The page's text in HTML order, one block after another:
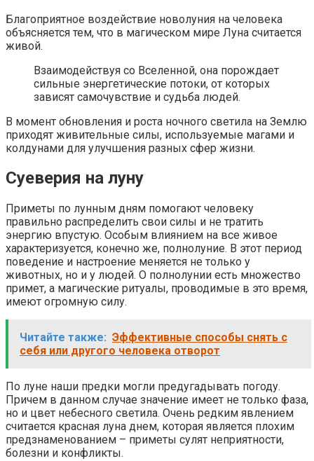
Благоприятное воздействие новолуния на человека
объясняется тем, что в магическом мире Луна считается
живой.
Взаимодействуя со Вселенной, она порождает
сильные энергетические потоки, от которых
зависят самочувствие и судьба людей.
В момент обновления и роста ночного светила на Землю
приходят живительные силы, используемые магами и
колдунами для улучшения разных сфер жизни.
Суеверия на луну
Приметы по лунным дням помогают человеку
правильно распределить свои силы и не тратить
энергию впустую. Особым влиянием на все живое
характеризуется, конечно же, полнолуние. В этот период
поведение и настроение меняется не только у
животных, но и у людей. О полнолунии есть множество
примет, а магические ритуалы, проводимые в это время,
имеют огромную силу.
Читайте также: Эффективные способы снять с
себя или другого человека отворот
По луне наши предки могли предугадывать погоду.
Причем в данном случае значение имеет не только фаза,
но и цвет небесного светила. Очень редким явлением
считается красная луна днем, которая является плохим
предзнаменованием – приметы сулят неприятности,
болезни и конфликты.